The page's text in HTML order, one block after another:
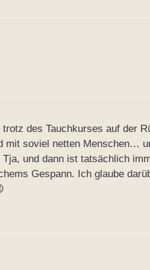
des Tauchkurses auf der
mit soviel netten Menschen…
und dann ist tatsächlich
Gespann. Ich glaube